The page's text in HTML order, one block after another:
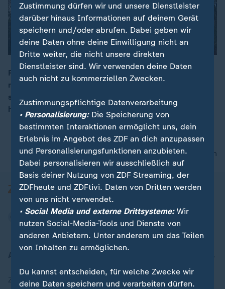
Rechtlich betreute Menschen müssen künftig nicht
mehr zwangsläufig im Krankenhaus behandelt werden,
sondern können in ihrem Pflegeumfeld bleiben. Das
hat das Bundesverfassungsgericht entschieden.
nach oben
Zuletzt veröffentlicht
Zustimmung dürfen wir und unsere Dienstleister
darüber hinaus Informationen auf deinem Gerät
speichern und/oder abrufen. Dabei geben wir
deine Daten ohne deine Einwilligung nicht an
Dritte weiter, die nicht unsere direkten
Dienstleister sind. Wir verwenden deine Daten
auch nicht zu kommerziellen Zwecken.
Zustimmungspflichtige Datenverarbeitung
• Personalisierung:Die Speicherung von
bestimmten Interaktionen ermöglicht uns, dein
Erlebnis im Angebot des ZDF an dich anzupassen
und Personalisierungsfunktionen anzubieten.
Dabei personalisieren wir ausschließlich auf
Basis deiner Nutzung von ZDF Streaming, der
ZDFheute und ZDFtivi. Daten von Dritten werden
von uns nicht verwendet.
• Social Media und externe Drittsysteme:Wir
nutzen Social-Media-Tools und Dienste von
anderen Anbietern. Unter anderem um das Teilen
von Inhalten zu ermöglichen.
Du kannst entscheiden, für welche Zwecke wir
deine Daten speichern und verarbeiten dürfen.